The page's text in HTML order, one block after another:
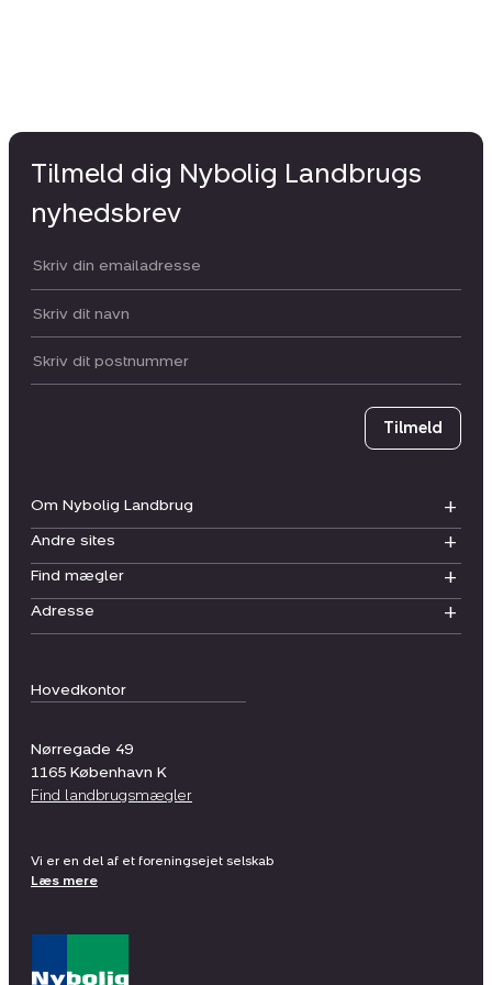
Hovedkontor
Nørregade 49
1165 København K
Find landbrugsmægler
Om Nybolig Landbrug
Andre sites
Find mægler
Adresse
Tilmeld dig Nybolig Landbrugs
nyhedsbrev
Din email:
Dit navn:
Postnummer
Tilmeld
Vi er en del af et foreningsejet selskab
Læs mere